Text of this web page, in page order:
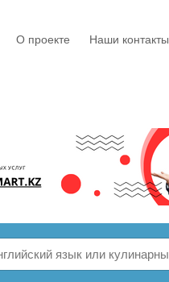
О проекте Наши контакты